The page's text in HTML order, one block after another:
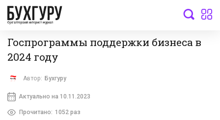
бухгалтерский интернет-журнал
Госпрограммы поддержки бизнеса в
2024 году
Автор: Бухгуру
Актуально на 10.11.2023
Прочитано: 1052 раз